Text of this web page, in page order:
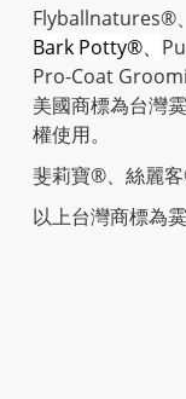
Flyballnatures®、
Bark Potty®、
Pro-Coat
美國商標為台灣
權使用。
斐莉寶®、絲麗
以上台灣商標為